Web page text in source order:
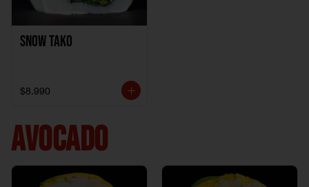
Snow Tako
$8.990
AVOCADO